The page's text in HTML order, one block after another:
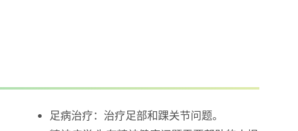
足病治疗：治疗足部和踝关节问题。